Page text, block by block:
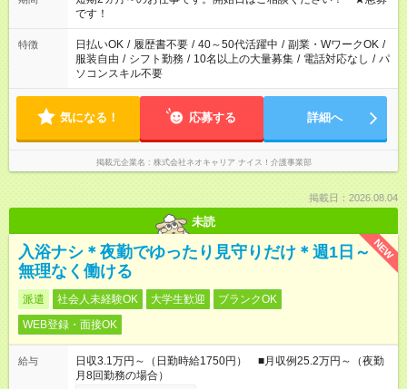
です！
特徴 日払いOK / 履歴書不要 / 40～50代活躍中 / 副業・WワークOK /
服装自由 / シフト勤務 / 10名以上の大量募集 / 電話対応なし / パ
ソコンスキル不要
気になる！ 応募する 詳細へ
掲載元企業名 株式会社ネオキャリア ナイス！介護事業部
掲載日：2026.08.04
未読
NEW
入浴ナシ＊夜勤でゆったり見守りだけ＊週1日～
無理なく働ける
派遣 社会人未経験OK 大学生歓迎
ブランクOK
WEB登録・面接OK
給与
日収3.1万円～（日勤時給1750円） ■月収例25.2万円～（夜勤
月8回勤務の場合）